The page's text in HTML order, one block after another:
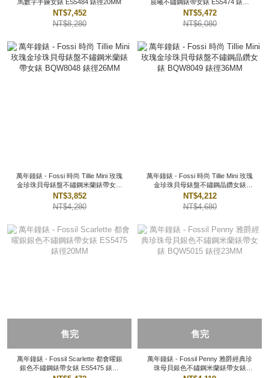
馬數字手鍊女錶 ES5484 錶徑20MM
NT$7,452
NT$8,280
晨曦不鏽鋼錶帶女錶 ES5474 錶徑
20MM
NT$5,472
NT$6,080
萬年鐘錶 - Fossi 時尚 Tillie Mini 玫瑰
金珍珠貝母錶盤不鏽鋼米蘭錶帶女錶
BQW8048 錶徑26MM
NT$3,852
NT$4,280
萬年鐘錶 - Fossi 時尚 Tillie Mini 玫瑰
金珍珠貝母錶盤不鏽鋼晶鑽女錶
BQW8049 錶徑36MM
NT$4,212
NT$4,680
售完
萬年鐘錶 - Fossil Scarlette 都會曜銀
銀色不鏽鋼錶帶女錶 ES5475 錶徑
售完
萬年鐘錶 - Fossil Penny 雅爵經典珍
珠母貝銀色不鏽鋼米蘭錶帶女錶